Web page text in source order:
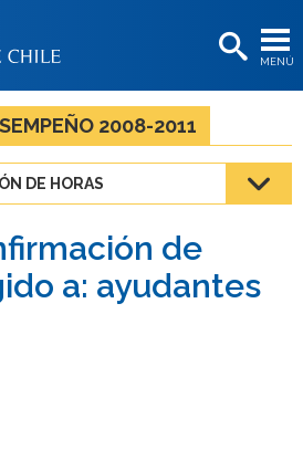
MENÚ
BIBLIOTECAS
UNIVERSIDAD
Estudiantes
Académicas/os
os
2008-2011
DE HORAS
de
a: ayudantes